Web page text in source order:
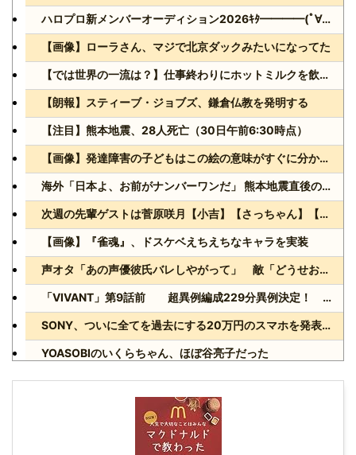
ハロプロ新メンバーオーディション2026ｷﾀ━━━━(ﾟ∀ﾟ)━━━━!!
【画像】ローラさん、マジで北京ダックみたいになってた
【では世界の一流は？】仕事終わりにホットミルクを飲むのは三流。瞑想するのは二流
【朗報】スティーブ・ジョブズ、鎌倉仏教を発明する
【注目】熊本地震、28人死亡（30日午前6:30時点）
【画像】発達障害の子どもはこの絵の意味がすぐに分からないらしい
海外「日本よ、お前がナンバーワンだ」 熊本地震直後の日本の対応のスピードに世界が衝撃
次週の先輩ゲストは菅原咲月【小吉】【さっちゃん】【乃木坂スター誕生！SIX】【乃木坂46】
【画像】『雀魂』、ドスケベえちえちなキャラを実装
声オタ「あの声優彼氏バレしやがって」 敵「どうせお前とは付き合えないのにｗ」←これ
「VIVANT」第9話前 超異例編成229分異例決定！ 気になる「裏の裏」黒須（松坂桃李）飛び交う考察
SONY、ついに全てを過去にする20万円のスマホを発表wwww
YOASOBIのいくらちゃん、ほぼ谷亮子だった
Powered by livedoor 相互RSS